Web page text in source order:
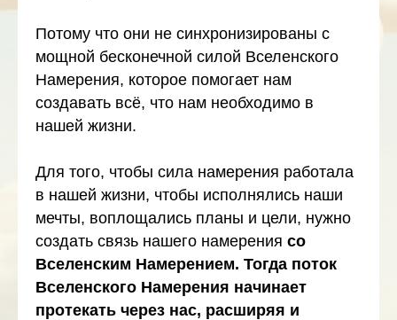
Потому что они не синхронизированы с
мощной бесконечной силой Вселенского
Намерения, которое помогает нам
создавать всё, что нам необходимо в
нашей жизни.
Для того, чтобы сила намерения работала
в нашей жизни, чтобы исполнялись наши
мечты, воплощались планы и цели, нужно
создать связь нашего намерения со
Вселенским Намерением. Тогда поток
Вселенского Намерения начинает
протекать через нас, расширяя и